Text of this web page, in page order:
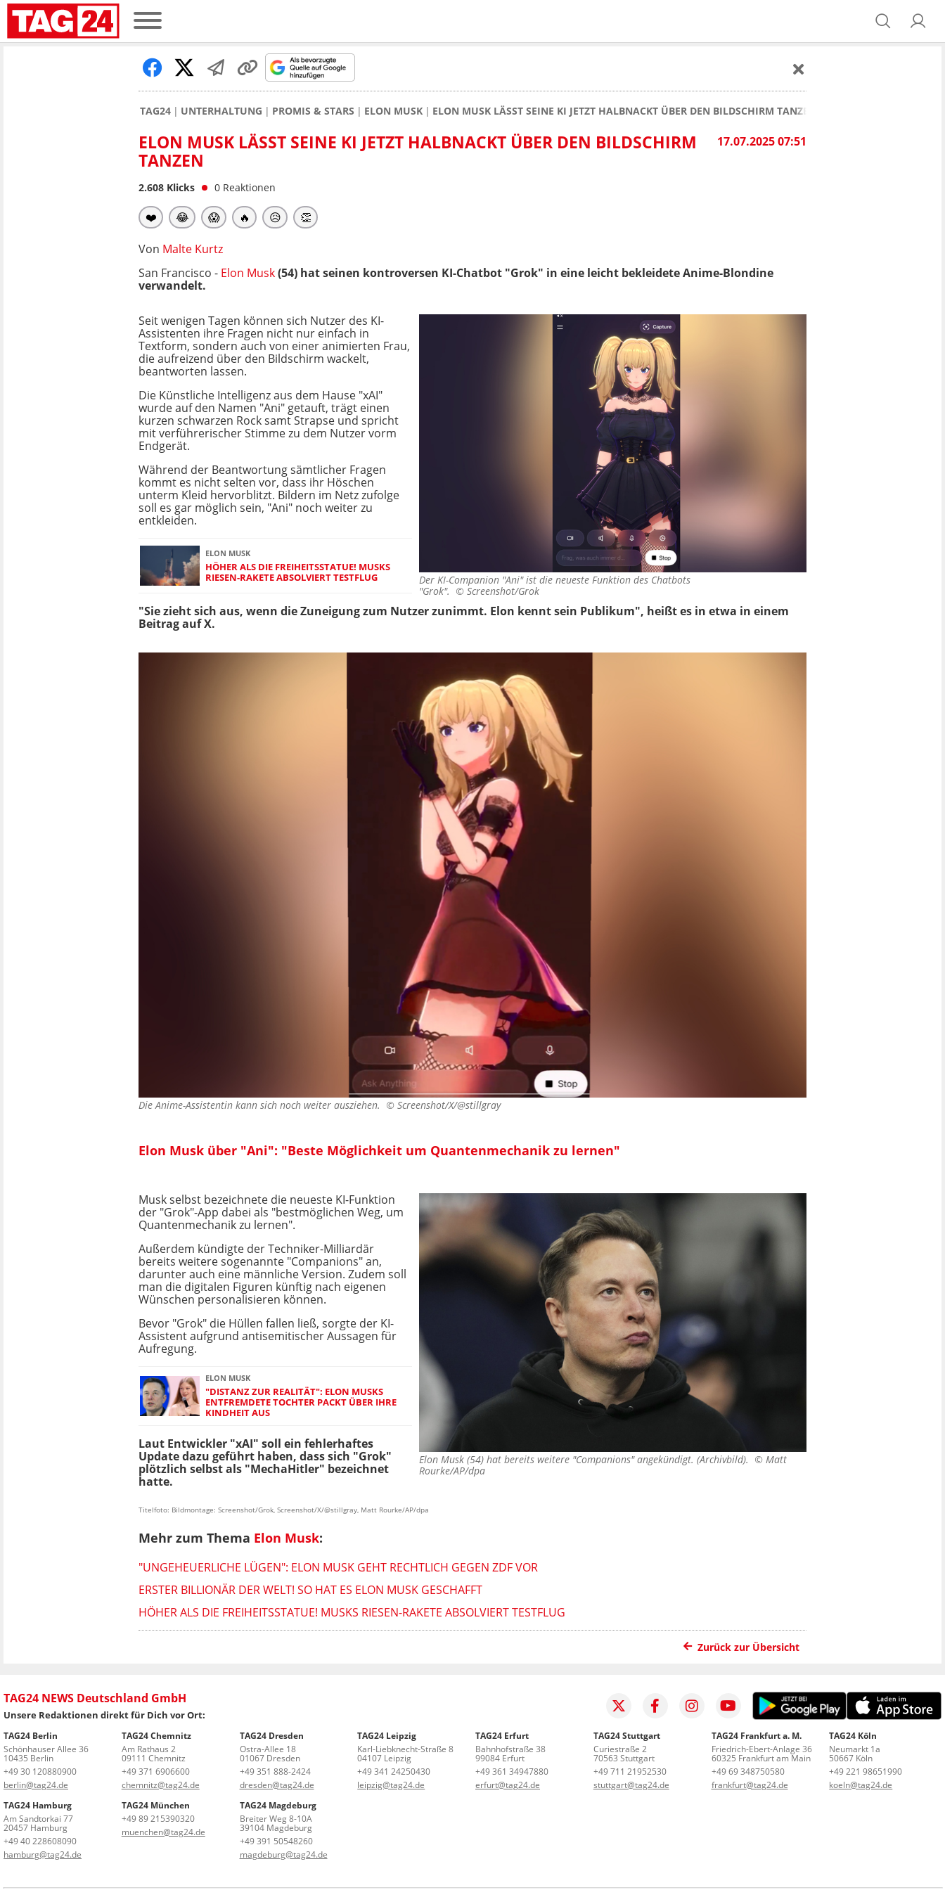
TAG24 UNTERHALTUNG PROMIS & STARS ELON MUSK ELON MUSK LÄSST SEINE KI JETZT HALBNACKT ÜBER DEN BILDSCHIRM TANZEN
17.07.2025 07:51
ELON MUSK LÄSST SEINE KI JETZT HALBNACKT ÜBER DEN BILDSCHIRM
TANZEN
2.608 Klicks 0 Reaktionen
❤️ 😂 😱 🔥 😥 👏
Von Malte Kurtz
San Francisco - Elon Musk(54) hat seinen kontroversen KI-Chatbot "Grok" in eine leicht bekleidete Anime-Blondine
verwandelt.
Der KI-Companion "Ani" ist die neueste Funktion des Chatbots
"Grok". © Screenshot/Grok
Seit wenigen Tagen können sich Nutzer des KI-
Assistenten ihre Fragen nicht nur einfach in
Textform, sondern auch von einer animierten Frau,
die aufreizend über den Bildschirm wackelt,
beantworten lassen.
Die Künstliche Intelligenz aus dem Hause "xAI"
wurde auf den Namen "Ani" getauft, trägt einen
kurzen schwarzen Rock samt Strapse und spricht
mit verführerischer Stimme zu dem Nutzer vorm
Endgerät.
Während der Beantwortung sämtlicher Fragen
kommt es nicht selten vor, dass ihr Höschen
unterm Kleid hervorblitzt. Bildern im Netz zufolge
soll es gar möglich sein, "Ani" noch weiter zu
entkleiden.
ELON MUSK
HÖHER ALS DIE FREIHEITSSTATUE! MUSKS
RIESEN-RAKETE ABSOLVIERT TESTFLUG
"Sie zieht sich aus, wenn die Zuneigung zum Nutzer zunimmt. Elon kennt sein Publikum", heißt es in etwa in einem
Beitrag auf X.
Die Anime-Assistentin kann sich noch weiter ausziehen. © Screenshot/X/@stillgray
Elon Musk über "Ani": "Beste Möglichkeit um Quantenmechanik zu lernen"
Elon Musk (54) hat bereits weitere "Companions" angekündigt. (Archivbild). © Matt
Rourke/AP/dpa
Musk selbst bezeichnete die neueste KI-Funktion
der "Grok"-App dabei als "bestmöglichen Weg, um
Quantenmechanik zu lernen".
Außerdem kündigte der Techniker-Milliardär
bereits weitere sogenannte "Companions" an,
darunter auch eine männliche Version. Zudem soll
man die digitalen Figuren künftig nach eigenen
Wünschen personalisieren können.
Bevor "Grok" die Hüllen fallen ließ, sorgte der KI-
Assistent aufgrund antisemitischer Aussagen für
Aufregung.
ELON MUSK
"DISTANZ ZUR REALITÄT": ELON MUSKS
ENTFREMDETE TOCHTER PACKT ÜBER IHRE
KINDHEIT AUS
Laut Entwickler "xAI" soll ein fehlerhaftes
Update dazu geführt haben, dass sich "Grok"
plötzlich selbst als "MechaHitler" bezeichnet
hatte.
Titelfoto: Bildmontage: Screenshot/Grok, Screenshot/X/@stillgray, Matt Rourke/AP/dpa
Mehr zum Thema Elon Musk:
"UNGEHEUERLICHE LÜGEN": ELON MUSK GEHT RECHTLICH GEGEN ZDF VOR
ERSTER BILLIONÄR DER WELT! SO HAT ES ELON MUSK GESCHAFFT
HÖHER ALS DIE FREIHEITSSTATUE! MUSKS RIESEN-RAKETE ABSOLVIERT TESTFLUG
Zurück zur Übersicht
TAG24 NEWS Deutschland GmbH
Unsere Redaktionen direkt für Dich vor Ort:
TAG24 Berlin
Schönhauser Allee 36
10435 Berlin
+49 30 120880900
berlin@tag24.de
TAG24 Chemnitz
Am Rathaus 2
09111 Chemnitz
+49 371 6906600
chemnitz@tag24.de
TAG24 Dresden
Ostra-Allee 18
01067 Dresden
+49 351 888-2424
dresden@tag24.de
TAG24 Leipzig
Karl-Liebknecht-Straße 8
04107 Leipzig
+49 341 24250430
leipzig@tag24.de
TAG24 Erfurt
Bahnhofstraße 38
99084 Erfurt
+49 361 34947880
erfurt@tag24.de
TAG24 Stuttgart
Curiestraße 2
70563 Stuttgart
+49 711 21952530
stuttgart@tag24.de
TAG24 Frankfurt a. M.
Friedrich-Ebert-Anlage 36
60325 Frankfurt am Main
+49 69 348750580
frankfurt@tag24.de
TAG24 Köln
Neumarkt 1a
50667 Köln
+49 221 98651990
koeln@tag24.de
TAG24 Hamburg
Am Sandtorkai 77
20457 Hamburg
+49 40 228608090
hamburg@tag24.de
TAG24 München
+49 89 215390320
muenchen@tag24.de
TAG24 Magdeburg
Breiter Weg 8-10A
39104 Magdeburg
+49 391 50548260
magdeburg@tag24.de